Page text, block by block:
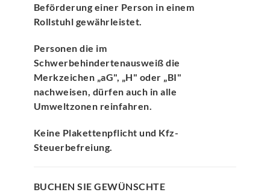
Beförderung einer Person in einem
Rollstuhl gewährleistet.
Personen die im
Schwerbehindertenausweiß die
Merkzeichen „aG", „H" oder „BI"
nachweisen, dürfen auch in alle
Umweltzonen reinfahren.
Keine Plakettenpflicht und Kfz-
Steuerbefreiung.
BUCHEN SIE GEWÜNSCHTE